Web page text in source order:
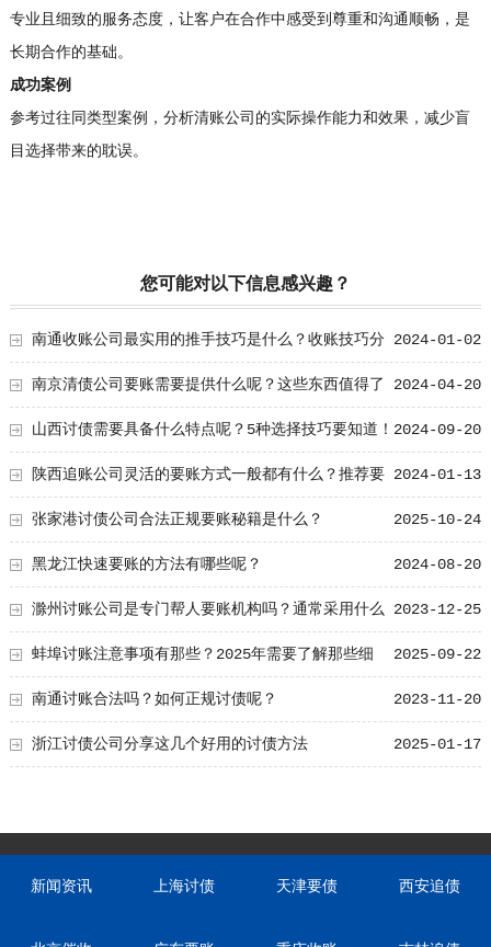
专业且细致的服务态度，让客户在合作中感受到尊重和沟通顺畅，是
长期合作的基础。
成功案例
参考过往同类型案例，分析清账公司的实际操作能力和效果，减少盲
目选择带来的耽误。
您可能对以下信息感兴趣？
2024-01-02
南通收账公司最实用的推手技巧是什么？收账技巧分
享！ 2024-04-20
南京清债公司要账需要提供什么呢？这些东西值得了
解！ 2024-09-20
山西讨债需要具备什么特点呢？5种选择技巧要知道！
2024-01-13
陕西追账公司灵活的要账方式一般都有什么？推荐要
账公司的灵活要账方式 2025-10-24
张家港讨债公司合法正规要账秘籍是什么？
2024-08-20
黑龙江快速要账的方法有哪些呢？
2023-12-25
滁州讨账公司是专门帮人要账机构吗？通常采用什么
方法？ 2025-09-22
蚌埠讨账注意事项有那些？2025年需要了解那些细
节！ 2023-11-20
南通讨账合法吗？如何正规讨债呢？
2025-01-17
浙江讨债公司分享这几个好用的讨债方法
新闻资讯 上海讨债 天津要债 西安追债